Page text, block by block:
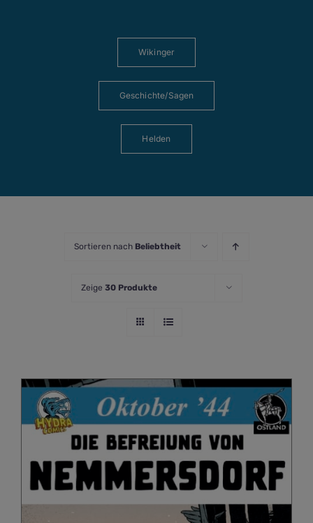
Wikinger
Geschichte/Sagen
Helden
Sortieren nach Beliebtheit
Zeige 30 Produkte